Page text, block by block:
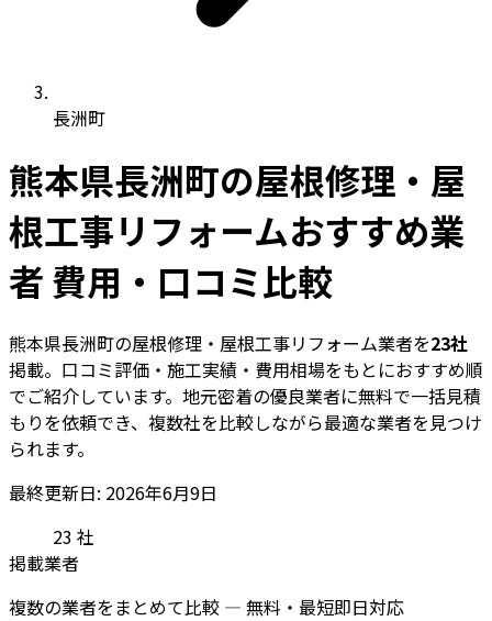
長洲町
熊本県長洲町の屋根修理・屋
根工事リフォームおすすめ業
者 費用・口コミ比較
熊本県長洲町の屋根修理・屋根工事リフォーム業者を23社
掲載。口コミ評価・施工実績・費用相場をもとにおすすめ順
でご紹介しています。地元密着の優良業者に無料で一括見積
もりを依頼でき、複数社を比較しながら最適な業者を見つけ
られます。
最終更新日: 2026年6月9日
23 社
掲載業者
複数の業者をまとめて比較 — 無料・最短即日対応